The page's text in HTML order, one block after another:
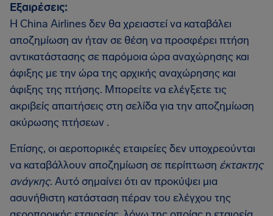
Εξαιρέσεις:
Η China Airlines δεν θα χρειαστεί να καταβάλει
αποζημίωση αν ήταν σε θέση να προσφέρει πτήση
αντικατάστασης σε παρόμοια ώρα αναχώρησης και
άφιξης με την ώρα της αρχικής αναχώρησης και
άφιξης της πτήσης. Μπορείτε να ελέγξετε τις
ακριβείς απαιτήσεις στη σελίδα για την αποζημίωση
ακύρωσης πτήσεων .
Επίσης, οι αεροπορικές εταιρείες δεν υποχρεούνται
να καταβάλλουν αποζημίωση σε περίπτωση έκτακτης
ανάγκης. Αυτό σημαίνει ότι αν προκύψει μια
ασυνήθιστη κατάσταση πέραν του ελέγχου της